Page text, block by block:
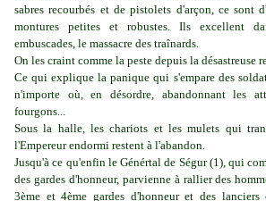
sabres recourbés et de pistolets d'arçon, ce sont
montures petites et robustes. Ils excellent
embuscades, le massacre des traînards.
On les craint comme la peste depuis la désastreuse
Ce qui explique la panique qui s'empare des
n'importe où, en désordre, abandonnant les
fourgons...
Sous la halle, les chariots et les mulets qui
l'Empereur endormi restent à l'abandon.
Jusqu'à ce qu'enfin le Génértal de Ségur (1), qui
des gardes d'honneur, parvienne à rallier des
3ème et 4ème gardes d'honneur et des